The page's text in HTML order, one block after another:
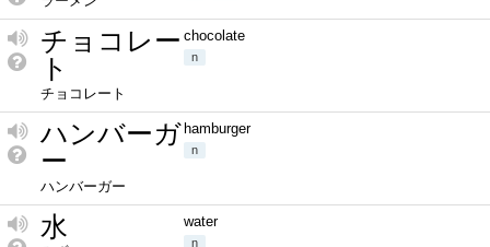
チョコレー
ト
チョコレート
chocolate
n
ハンバーガ
ー
ハンバーガー
hamburger
n
水 water
n